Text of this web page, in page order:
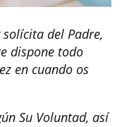
del Padre,
dispone todo
en cuando os
Su Voluntad, así